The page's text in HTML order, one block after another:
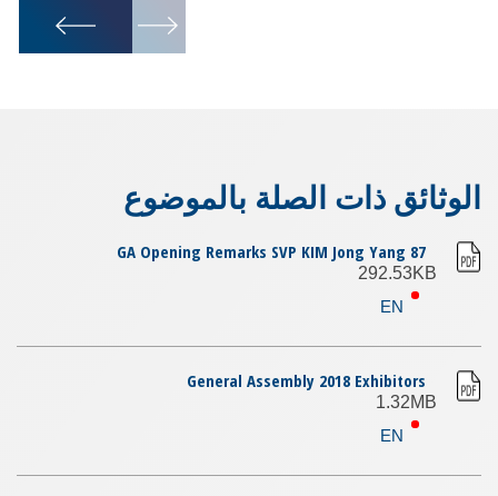
1
الوثائق ذات الصلة بالموضوع
87 GA Opening Remarks SVP KIM Jong Yang
292.53KB
EN
General Assembly 2018 Exhibitors
1.32MB
EN